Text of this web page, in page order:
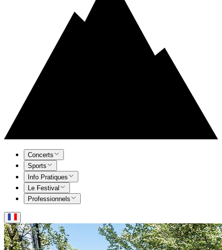
Concerts
Sports
Info Pratiques
Le Festival
Professionnels